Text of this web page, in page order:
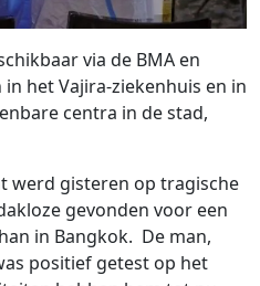
via de BMA en
het Vajira-ziekenhuis en in
centra in de stad,
werd gisteren op tragische
gevonden voor een
in Bangkok. De man,
positief getest op het